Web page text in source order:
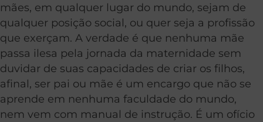
mães, em qualquer lugar do mundo, sejam de
qualquer posição social, ou quer seja a profissão
que exerçam. A verdade é que nenhuma mãe
passa ilesa pela jornada da maternidade sem
duvidar de suas capacidades de criar os filhos,
afinal, ser pai ou mãe é um encargo que não se
aprende em nenhuma faculdade do mundo,
nem vem com manual de instrução. É um ofício